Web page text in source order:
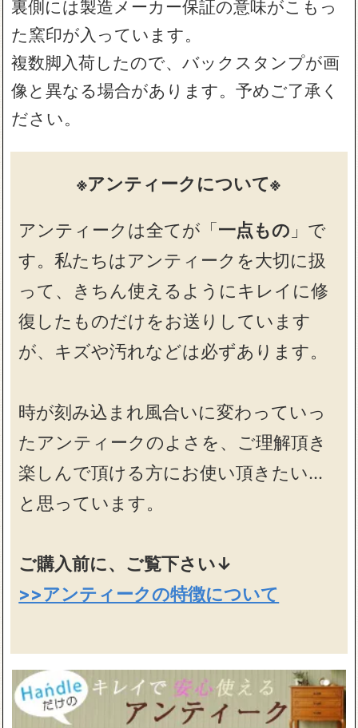
裏側には製造メーカー保証の意味がこもっ
た窯印が入っています。
複数脚入荷したので、バックスタンプが画
像と異なる場合があります。予めご了承く
ださい。
※アンティークについて※
アンティークは全てが「一点もの 」で
す。私たちはアンティークを大切に扱
って、きちん使えるようにキレイに修
復したものだけをお送りしています
が、キズや汚れなどは必ずあります。
時が刻み込まれ風合いに変わっていっ
たアンティークのよさを、ご理解頂き
楽しんで頂ける方にお使い頂きたい…
と思っています。
ご購入前に、ご覧下さい↓
>>アンティークの特徴について